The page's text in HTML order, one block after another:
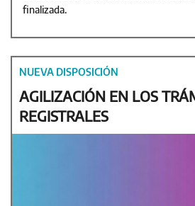
finalizada.
NUEVA DISPOSICIÓN
AGILIZACIÓN EN LOS
REGISTRALES